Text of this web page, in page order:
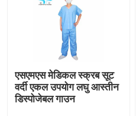
एसएमएस मेडिकल स्क्रब सूट
वर्दी एकल उपयोग लघु आस्तीन
डिस्पोजेबल गाउन